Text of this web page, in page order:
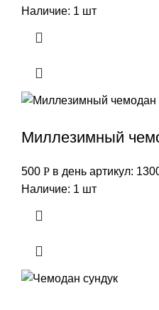
Наличие: 1 шт
Миллезимный
500 Р в день артикул:
Наличие: 1 шт